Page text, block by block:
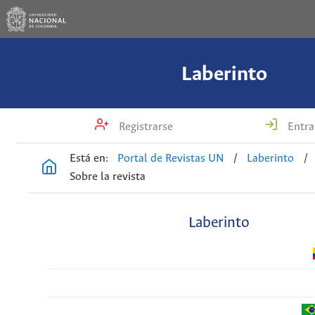
Laberinto
Registrarse
Está en: Portal de Revistas UN / Laberinto
/
Sobre la revista
Laberinto